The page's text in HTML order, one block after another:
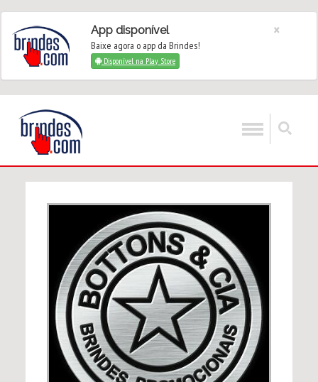
App disponível
Baixe agora o app da Brindes!
Disponível na Play Store
×